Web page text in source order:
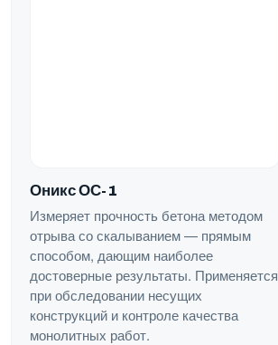
Оникс ОС-1
Измеряет прочность бетона методом
отрыва со скалыванием — прямым
способом, дающим наиболее
достоверные результаты. Применяется
при обследовании несущих
конструкций и контроле качества
монолитных работ.